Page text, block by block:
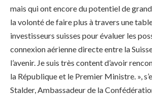
mais qui ont encore du potentiel de
la volonté de faire plus à travers une
investisseurs suisses pour évaluer les
connexion aérienne directe entre la
l’avenir. Je suis très content d’avoir
la République et le Premier Ministre. »,
Stalder, Ambassadeur de la